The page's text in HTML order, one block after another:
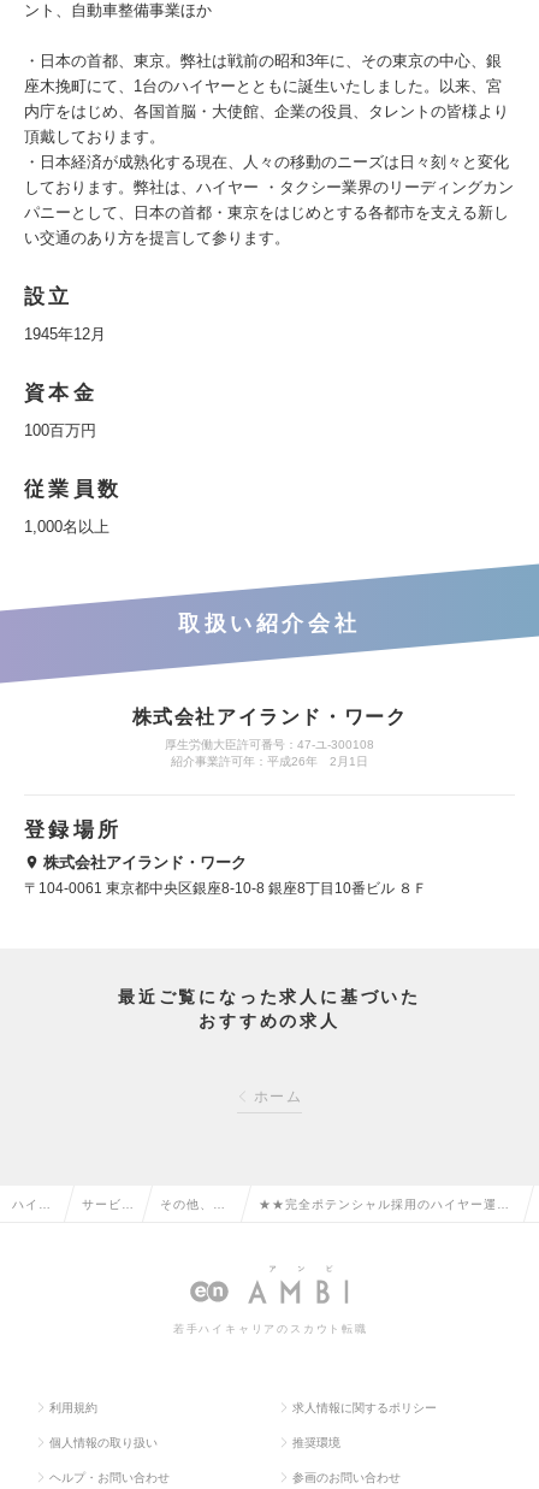
ント、自動車整備事業ほか
・日本の首都、東京。弊社は戦前の昭和3年に、その東京の中心、銀
座木挽町にて、1台のハイヤーとともに誕生いたしました。以来、宮
内庁をはじめ、各国首脳・大使館、企業の役員、タレントの皆様より
頂戴しております。
・日本経済が成熟化する現在、人々の移動のニーズは日々刻々と変化
しております。弊社は、ハイヤー ・タクシー業界のリーディングカン
パニーとして、日本の首都・東京をはじめとする各都市を支える新し
い交通のあり方を提言して参ります。
設立
1945年12月
資本金
100百万円
従業員数
1,000名以上
取扱い紹介会社
株式会社アイランド・ワーク
厚生労働大臣許可番号：47-ユ-300108
紹介事業許可年：平成26年 2月1日
登録場所
株式会社アイランド・ワーク
〒104-0061 東京都中央区銀座8-10-8 銀座8丁目10番ビル ８Ｆ
最近ご覧になった求人に基づいた
おすすめの求人
ホーム
ハイク サービ その他、サ
通系の転職
★★完全ポテンシャル採用のハイヤー運転
度、2種免許取得無料！の求人情報
若手ハイキャリアのスカウト転職
利用規約 求人情報に関するポリシー
個人情報の取り扱い 推奨環境
ヘルプ・お問い合わせ 参画のお問い合わせ